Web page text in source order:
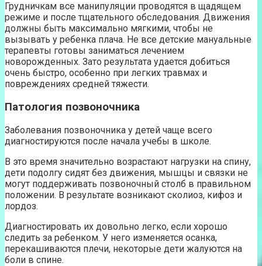
Грудничкам все манипуляции проводятся в щадящем
режиме и после тщательного обследования. Движения
должны быть максимально мягкими, чтобы не
вызывать у ребенка плача. Не все детские мануальные
терапевты готовы заниматься лечением
новорожденных. Зато результата удается добиться
очень быстро, особенно при легких травмах и
повреждениях средней тяжести.
Патология позвоночника
Заболевания позвоночника у детей чаще всего
диагностируются после начала учебы в школе.
В это время значительно возрастают нагрузки на спину,
дети подолгу сидят без движения, мышцы и связки не
могут поддерживать позвоночный столб в правильном
положении. В результате возникают сколиоз, кифоз и
лордоз.
Диагностировать их довольно легко, если хорошо
следить за ребенком. У него изменяется осанка,
перекашиваются плечи, некоторые дети жалуются на
боли в спине.